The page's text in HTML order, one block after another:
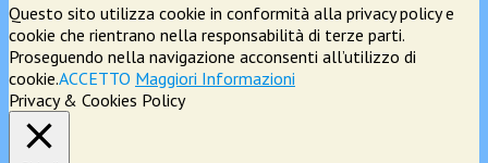
Questo sito utilizza cookie in conformità alla privacy policy e
cookie che rientrano nella responsabilità di terze parti.
Proseguendo nella navigazione acconsenti all’utilizzo di
cookie.ACCETTO Maggiori Informazioni
Privacy & Cookies Policy